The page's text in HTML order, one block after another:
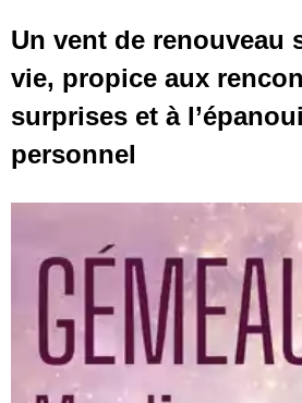
Un vent de renouveau
vie, propice aux
surprises et à
personnel